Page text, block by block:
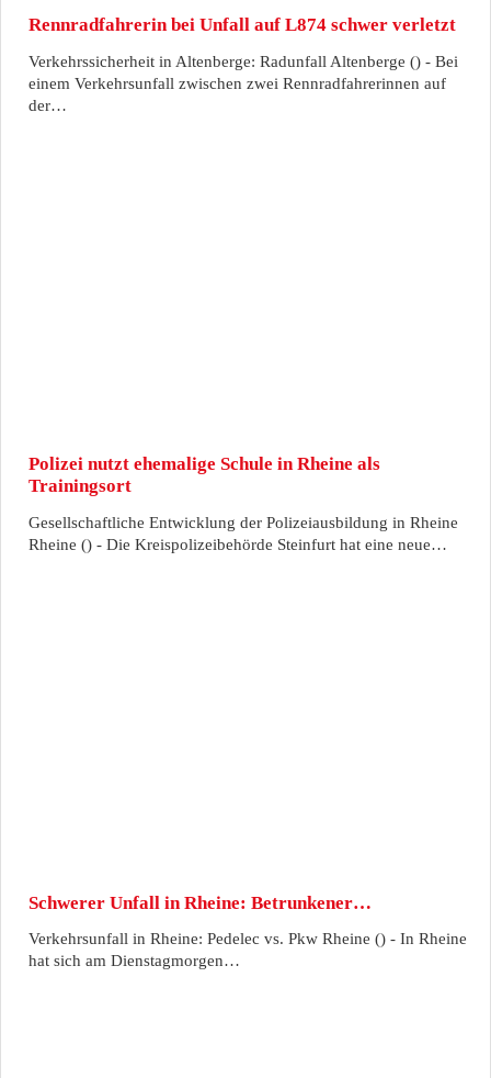
Rennradfahrerin bei Unfall auf L874 schwer verletzt
Verkehrssicherheit in Altenberge: Radunfall Altenberge () - Bei
einem Verkehrsunfall zwischen zwei Rennradfahrerinnen auf
der…
Polizei nutzt ehemalige Schule in Rheine als
Trainingsort
Gesellschaftliche Entwicklung der Polizeiausbildung in Rheine
Rheine () - Die Kreispolizeibehörde Steinfurt hat eine neue…
Schwerer Unfall in Rheine: Betrunkener…
Verkehrsunfall in Rheine: Pedelec vs. Pkw Rheine () - In Rheine
hat sich am Dienstagmorgen…